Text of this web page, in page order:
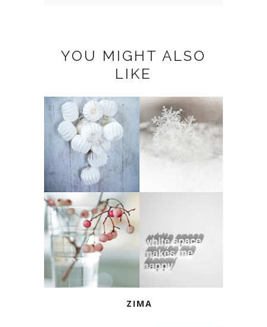
YOU MIGHT ALSO
LIKE
ZIMA